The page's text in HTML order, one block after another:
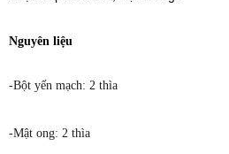
Nguyên liệu
-Bột yến mạch: 2 thìa
-Mật ong: 2 thìa